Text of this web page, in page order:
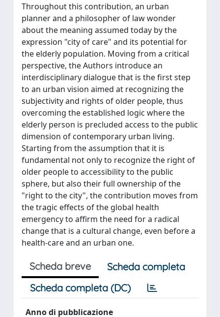
Throughout this contribution, an urban
planner and a philosopher of law wonder
about the meaning assumed today by the
expression "city of care" and its potential for
the elderly population. Moving from a critical
perspective, the Authors introduce an
interdisciplinary dialogue that is the first step
to an urban vision aimed at recognizing the
subjectivity and rights of older people, thus
overcoming the established logic where the
elderly person is precluded access to the public
dimension of contemporary urban living.
Starting from the assumption that it is
fundamental not only to recognize the right of
older people to accessibility to the public
sphere, but also their full ownership of the
"right to the city", the contribution moves from
the tragic effects of the global health
emergency to affirm the need for a radical
change that is a cultural change, even before a
health-care and an urban one.
Scheda breve
Scheda completa
Scheda completa (DC)
Anno di pubblicazione